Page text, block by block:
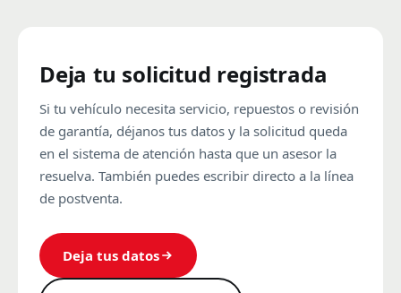
Deja tu solicitud registrada
Si tu vehículo necesita servicio, repuestos o revisión
de garantía, déjanos tus datos y la solicitud queda
en el sistema de atención hasta que un asesor la
resuelva. También puedes escribir directo a la línea
de postventa.
Deja tus datos